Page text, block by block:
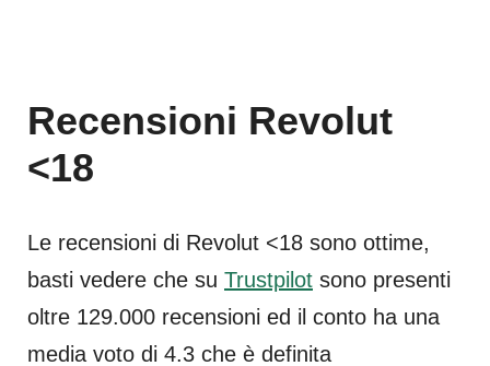
Recensioni Revolut
<18
Le recensioni di Revolut <18 sono ottime,
basti vedere che su Trustpilot sono presenti
oltre 129.000 recensioni ed il conto ha una
media voto di 4.3 che è definita